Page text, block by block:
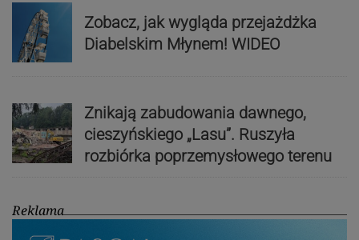
Zobacz, jak wygląda przejażdżka
Diabelskim Młynem! WIDEO
Znikają zabudowania dawnego,
cieszyńskiego „Lasu”. Ruszyła
rozbiórka poprzemysłowego terenu
Reklama